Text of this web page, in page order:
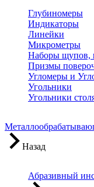
Глубиномеры
Индикаторы
Линейки
Микрометры
Наборы щупов,
Призмы
Угломеры и
Угольники
Угольники
Назад
Абразивный